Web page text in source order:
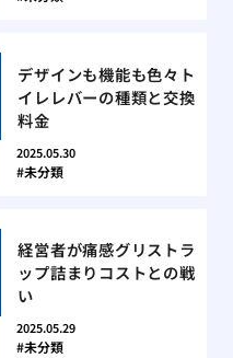
デザインも機能も色々ト
イレレバーの種類と交換
料金
2025.05.30
未分類
経営者が痛感グリストラ
ップ詰まりコストとの戦
い
2025.05.29
未分類